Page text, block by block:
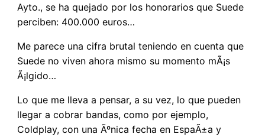
Ayto., se ha quejado por los honorarios que Suede
perciben: 400.000 euros…
Me parece una cifra brutal teniendo en cuenta que
Suede no viven ahora mismo su momento mÃ¡s
Ã¡lgido…
Lo que me lleva a pensar, a su vez, lo que pueden
llegar a cobrar bandas, como por ejemplo,
Coldplay, con una Ãºnica fecha en EspaÃ±a y